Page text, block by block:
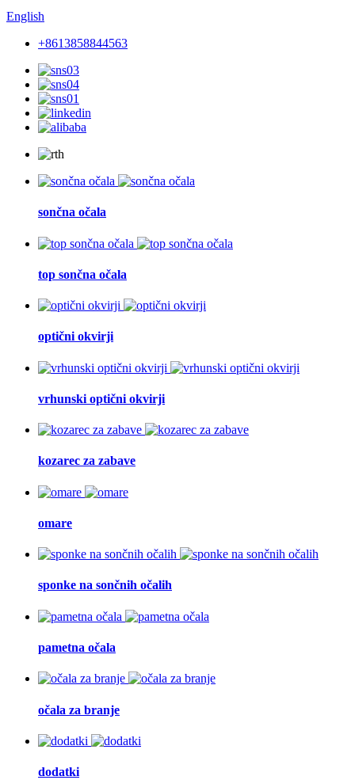
English
+8613858844563
sončna očala
top sončna očala
optični okvirji
vrhunski optični okvirji
kozarec za zabave
omare
sponke na sončnih očalih
pametna očala
očala za branje
dodatki